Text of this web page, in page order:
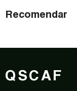
Recomendar
QSCAF